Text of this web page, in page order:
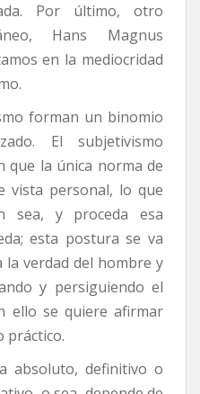
Por último, otro
Hans Magnus
en la mediocridad
forman un binomio
El subjetivismo
que la única norma de
vista personal, lo que
sea, y proceda esa
esta postura se va
la verdad del hombre y
y persiguiendo el
ello se quiere afirmar
práctico.
absoluto, definitivo o